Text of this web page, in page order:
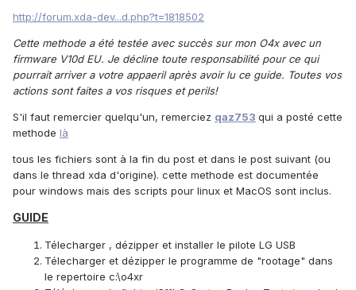
http://forum.xda-dev...d.php?t=1818502
Cette methode a été testée avec succès sur mon O4x avec un
firmware V10d EU. Je décline toute responsabilité pour ce qui
pourrait arriver a votre appaeril après avoir lu ce guide. Toutes vos
actions sont faites a vos risques et perils!
S'il faut remercier quelqu'un, remerciez qaz753 qui a posté cette
methode là
tous les fichiers sont à la fin du post et dans le post suivant (ou
dans le thread xda d'origine). cette methode est documentée
pour windows mais des scripts pour linux et MacOS sont inclus.
GUIDE
Télecharger , dézipper et installer le pilote LG USB
Télecharger et dézipper le programme de "rootage" dans
le repertoire c:\o4xr